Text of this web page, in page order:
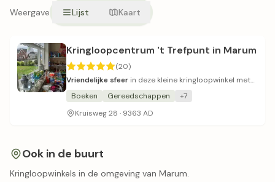
Weergave Lijst Kaart
Kringloopcentrum 't Trefpunt in Marum
(20)
Vriendelijke sfeer in deze kleine kringloopwinkel met
nette prijzen.
Boeken Gereedschappen
+7
Kruisweg 28 · 9363 AD
Ook in de buurt
Kringloopwinkels in de omgeving van Marum.